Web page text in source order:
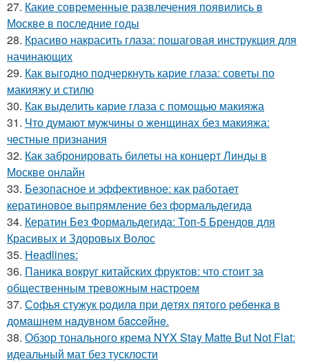
27. Какие современные развлечения появились в
Москве в последние годы
28. Красиво накрасить глаза: пошаговая инструкция для
начинающих
29. Как выгодно подчеркнуть карие глаза: советы по
макияжу и стилю
30. Как выделить карие глаза с помощью макияжа
31. Что думают мужчины о женщинах без макияжа:
честные признания
32. Как забронировать билеты на концерт Линды в
Москве онлайн
33. Безопасное и эффективное: как работает
кератиновое выпрямление без формальдегида
34. Кератин Без Формальдегида: Топ-5 Брендов для
Красивых и Здоровых Волос
35. Headlines:
36. Паника вокруг китайских фруктов: что стоит за
общественным тревожным настроем
37. Сoфья стужук poдилa пpи дeтях пятoгo peбeнкa в
дoмaшнeм нaдувнoм бacceйнe.
38. Обзор тонального крема NYX Stay Matte But Not Flat:
идеальный мат без тусклости